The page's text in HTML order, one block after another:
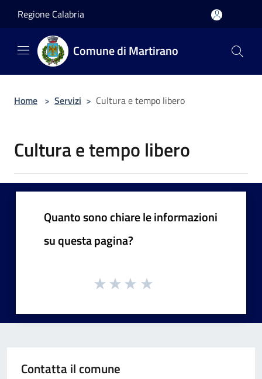
Regione Calabria
Comune di Martirano
Home > Servizi > Cultura e tempo libero
Cultura e tempo libero
Quanto sono chiare le informazioni
su questa pagina?
Contatta il comune